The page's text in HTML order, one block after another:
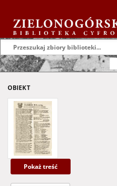
OBIEKT
Pokaż treść